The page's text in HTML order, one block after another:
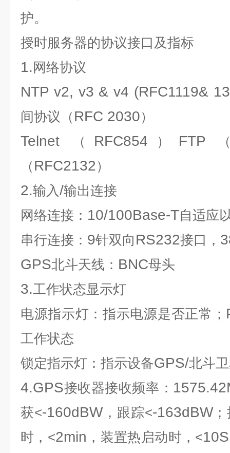
护。
授时服务器的协议接口及指标
1. 网络协议
NTP v2, v3 & v4 (RFC1119&
间协议（ RFC 2030）
Telnet （ RFC854 ） FTP
（ RFC2132）
2.输入/输出连接
网络连接： 10/100Base-T自适应
串行连接： 9针双向 RS232接口，
GPS北斗天线： BNC母头
3.工作状态显示灯
电源指示灯：指示电源是否正常；
工作状态
锁定指示灯：指示设备GPS/北斗
4.GPS接收器接收频率：
获<-160dBW，跟踪<-163dBW；
时，<2min ，装置热启动时，<10S